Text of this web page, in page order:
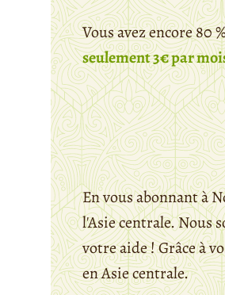
Vous avez encore 80
seulement 3€ par
En vous abonnant à
l'Asie centrale. Nous
votre aide ! Grâce à
en Asie centrale.